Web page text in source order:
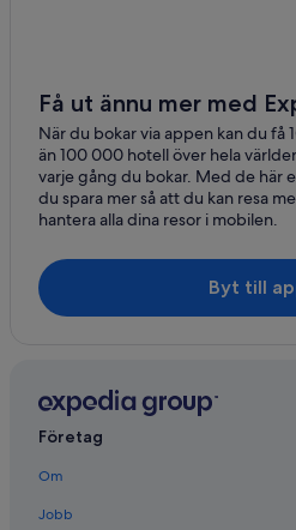
Få ut ännu mer med
När du bokar via appen kan du få
än 100 000 hotell över hela
varje gång du bokar. Med de här
du spara mer så att du kan resa
hantera alla dina resor i mobilen.
Byt till
Företag
Om
Jobb